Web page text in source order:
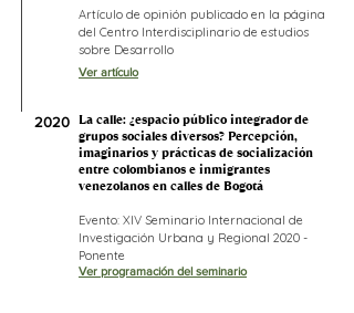
Artículo de opinión publicado en la página
del Centro Interdisciplinario de estudios
sobre Desarrollo
Ver artículo
2020 La calle: ¿espacio público integrador de
grupos sociales diversos? Percepción,
imaginarios y prácticas de socialización
entre colombianos e inmigrantes
venezolanos en calles de Bogotá
Evento: XIV Seminario Internacional de
Investigación Urbana y Regional 2020 -
Ponente
Ver programación del seminario